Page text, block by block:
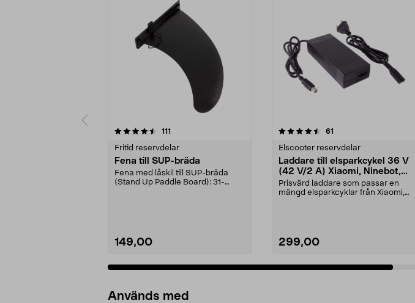
111
Fritid reservdelar
Fena till SUP-bräda
Fena med låskil till SUP-bräda
(Stand Up Paddle Board): 31-
149,00
4.5 av 5 stjärnor 61
Elscooter reservdelar
Laddare till elsparkcykel 36 V
(42 V/2 A) Xiaomi, Ninebot,
E-Way m.fl.
Prisvärd laddare som passar en
mängd elsparkcyklar från Xiaomi,
299,00
4.5 av 5 stjärnor
Används med